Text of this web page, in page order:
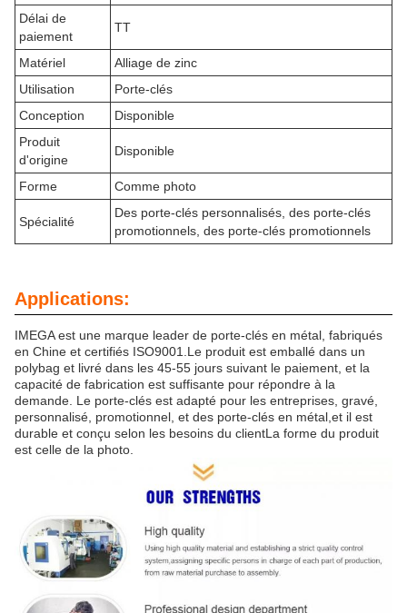
Délai de
paiement
TT
Matériel
Alliage de zinc
Utilisation
Porte-clés
Conception
Disponible
Produit
d'origine
Disponible
Forme Comme photo
Spécialité
Des porte-clés personnalisés, des porte-clés
promotionnels, des porte-clés promotionnels
Applications:
IMEGA est une marque leader de porte-clés en métal, fabriqués
en Chine et certifiés ISO9001.Le produit est emballé dans un
polybag et livré dans les 45-55 jours suivant le paiement, et la
capacité de fabrication est suffisante pour répondre à la
demande. Le porte-clés est adapté pour les entreprises, gravé,
personnalisé, promotionnel, et des porte-clés en métal,et il est
durable et conçu selon les besoins du clientLa forme du produit
est celle de la photo.